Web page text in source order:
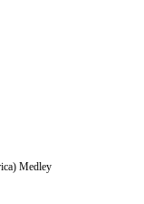
Medley